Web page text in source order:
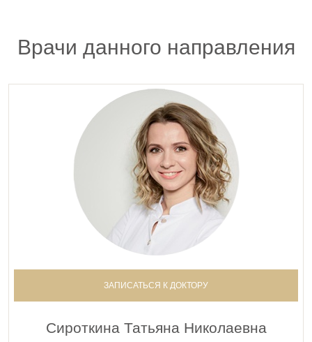
Врачи данного направления
ЗАПИСАТЬСЯ К ДОКТОРУ
Сироткина Татьяна Николаевна